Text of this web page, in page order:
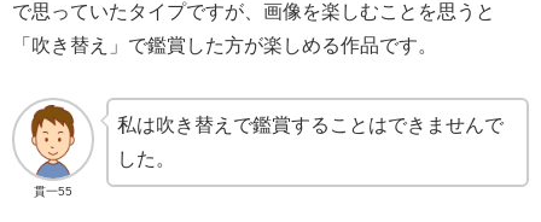
で思っていたタイプですが、画像を楽しむことを思うと
「吹き替え」で鑑賞した方が楽しめる作品です。
貫一55
私は吹き替えで鑑賞することはできませんで
した。